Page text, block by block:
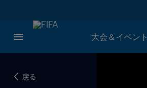
大会＆イベント
戻る